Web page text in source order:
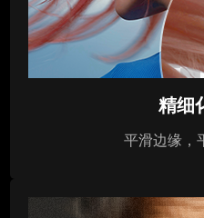
精细
平滑边缘，